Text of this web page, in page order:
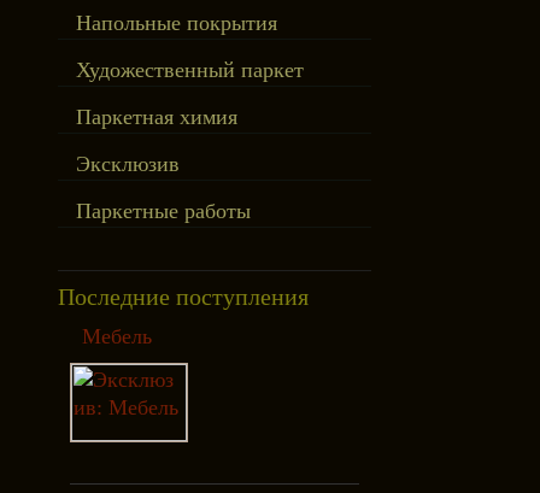
Напольные покрытия
Художественный паркет
Паркетная химия
Эксклюзив
Паркетные работы
Последние поступления
Мебель